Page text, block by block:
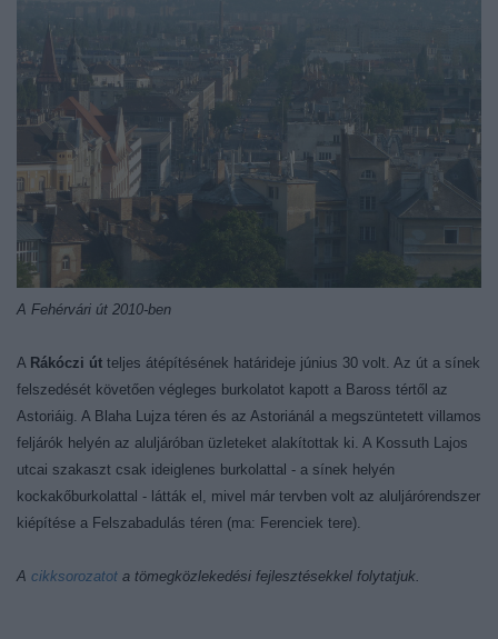
A Fehérvári út 2010-ben
A Rákóczi út teljes átépítésének határideje június 30 volt. Az út a sínek
felszedését követően végleges burkolatot kapott a Baross tértől az
Astoriáig. A Blaha Lujza téren és az Astoriánál a megszüntetett villamos
feljárók helyén az aluljáróban üzleteket alakítottak ki. A Kossuth Lajos
utcai szakaszt csak ideiglenes burkolattal - a sínek helyén
kockakőburkolattal - látták el, mivel már tervben volt az aluljárórendszer
kiépítése a Felszabadulás téren (ma: Ferenciek tere).
A cikksorozatot a tömegközlekedési fejlesztésekkel folytatjuk.